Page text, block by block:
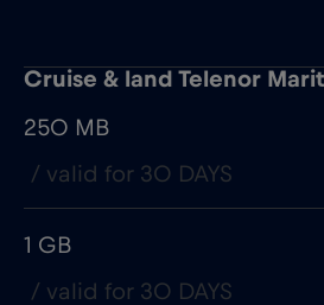
Cruise & land Telenor
250 MB
/ valid for 30 DAYS
1 GB
/ valid for 30 DAYS